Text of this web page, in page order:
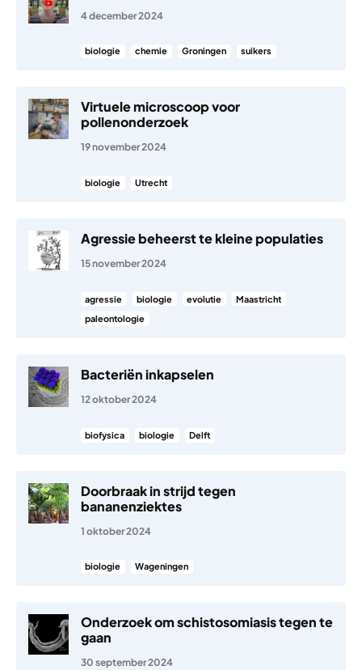
4 december 2024
biologie chemie Groningen suikers
Virtuele microscoop voor
pollenonderzoek
19 november 2024
biologie Utrecht
Agressie beheerst te kleine populaties
15 november 2024
agressie biologie evolutie
Maastricht
paleontologie
Bacteriën inkapselen
12 oktober 2024
biofysica biologie Delft
Doorbraak in strijd tegen
bananenziektes
1 oktober 2024
biologie Wageningen
Onderzoek om schistosomiasis tegen te
gaan
30 september 2024